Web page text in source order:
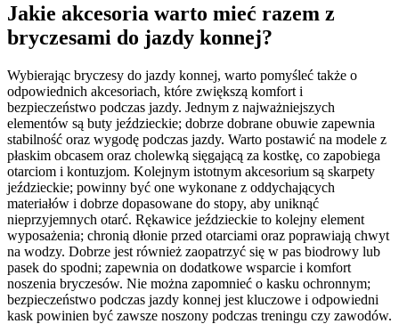
Jakie akcesoria warto mieć razem z
bryczesami do jazdy konnej?
Wybierając bryczesy do jazdy konnej, warto pomyśleć także o
odpowiednich akcesoriach, które zwiększą komfort i
bezpieczeństwo podczas jazdy. Jednym z najważniejszych
elementów są buty jeździeckie; dobrze dobrane obuwie zapewnia
stabilność oraz wygodę podczas jazdy. Warto postawić na modele z
płaskim obcasem oraz cholewką sięgającą za kostkę, co zapobiega
otarciom i kontuzjom. Kolejnym istotnym akcesorium są skarpety
jeździeckie; powinny być one wykonane z oddychających
materiałów i dobrze dopasowane do stopy, aby uniknąć
nieprzyjemnych otarć. Rękawice jeździeckie to kolejny element
wyposażenia; chronią dłonie przed otarciami oraz poprawiają chwyt
na wodzy. Dobrze jest również zaopatrzyć się w pas biodrowy lub
pasek do spodni; zapewnia on dodatkowe wsparcie i komfort
noszenia bryczesów. Nie można zapomnieć o kasku ochronnym;
bezpieczeństwo podczas jazdy konnej jest kluczowe i odpowiedni
kask powinien być zawsze noszony podczas treningu czy zawodów.